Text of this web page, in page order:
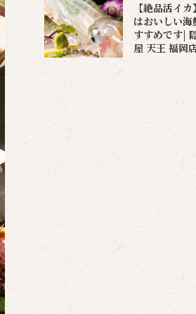
【絶品活イ
はおいしい
すすめです|
屋 天王 福岡